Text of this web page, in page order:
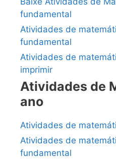
fundamental
Atividades de
fundamental
Atividades de
imprimir
Atividades de
ano
Atividades de
Atividades de
fundamental